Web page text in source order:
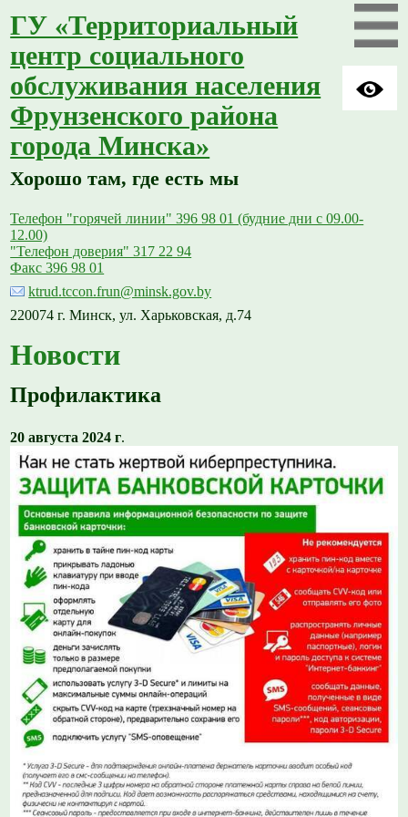
ГУ «Территориальный
центр социального
обслуживания населения
Фрунзенского района
города Минска»
Хорошо там, где есть мы
Телефон "горячей линии" 396 98 01 (будние дни с 09.00-
12.00)
"Телефон доверия" 317 22 94
Факс 396 98 01
ktrud.tccon.frun@minsk.gov.by
220074 г. Минск, ул. Харьковская, д.74
Новости
Профилактика
20 августа 2024 г.